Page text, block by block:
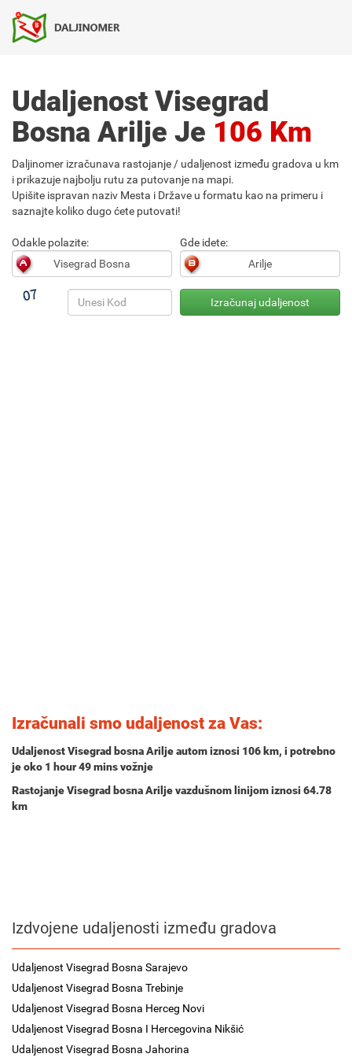
Udaljenost Visegrad
Bosna Arilje Je 106 Km
Daljinomer izračunava rastojanje / udaljenost između gradova u km
i prikazuje najbolju rutu za putovanje na mapi.
Upišite ispravan naziv Mesta i Države u formatu kao na primeru i
saznajte koliko dugo ćete putovati!
Odakle polazite: Gde idete:
Izračunali smo udaljenost za Vas:
Udaljenost Visegrad bosna Arilje autom iznosi 106 km, i potrebno
je oko 1 hour 49 minsvožnje
Rastojanje Visegrad bosna Arilje vazdušnom linijom iznosi 64.78
km
Izdvojene udaljenosti između gradova
Udaljenost Visegrad Bosna Sarajevo
Udaljenost Visegrad Bosna Trebinje
Udaljenost Visegrad Bosna Herceg Novi
Udaljenost Visegrad Bosna I Hercegovina Nikšić
Udaljenost Visegrad Bosna Jahorina